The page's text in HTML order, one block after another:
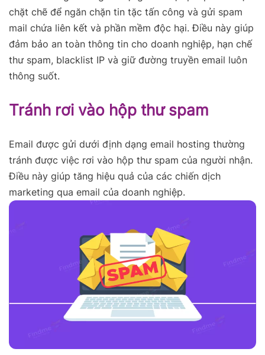
chặt chẽ để ngăn chặn tin tặc tấn công và gửi spam
mail chứa liên kết và phần mềm độc hại. Điều này giúp
đảm bảo an toàn thông tin cho doanh nghiệp, hạn chế
thư spam, blacklist IP và giữ đường truyền email luôn
thông suốt.
Tránh rơi vào hộp thư spam
Email được gửi dưới định dạng email hosting thường
tránh được việc rơi vào hộp thư spam của người nhận.
Điều này giúp tăng hiệu quả của các chiến dịch
marketing qua email của doanh nghiệp.